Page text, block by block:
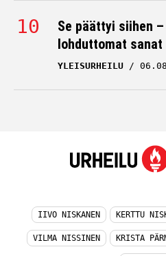
Se päättyi siihen
lohduttomat sanat
YLEISURHEILU
IIVO NISKANEN KERTTU
VILMA NISSINEN KRISTA